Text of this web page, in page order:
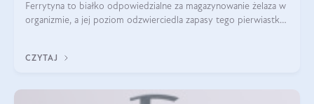
Ferrytyna to białko odpowiedzialne za magazynowanie żelaza w
organizmie, a jej poziom odzwierciedla zapasy tego pierwiastka.
funkcjonowanie (
CZYTAJ